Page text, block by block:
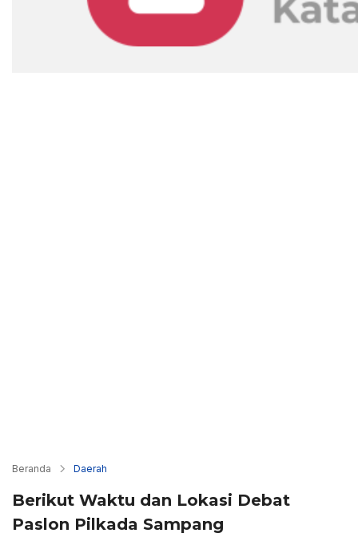
Beranda Daerah
Berikut Waktu dan Lokasi Debat
Paslon Pilkada Sampang